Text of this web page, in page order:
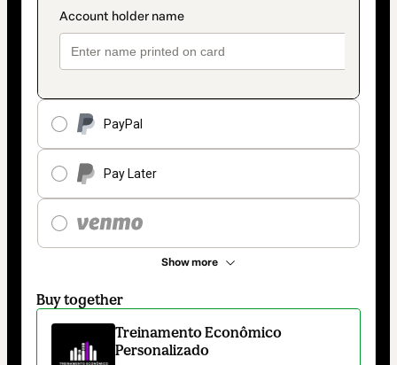
PayPal
Pay Later
Show more
Buy together
Treinamento Econômico
Personalizado